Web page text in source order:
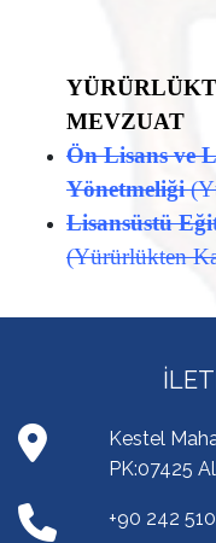
MEVZUAT
Ön Lisans ve
Yönetmeliği
Lisansüstü
(Yürürlükten
Kestel
PK:07425
+90 242